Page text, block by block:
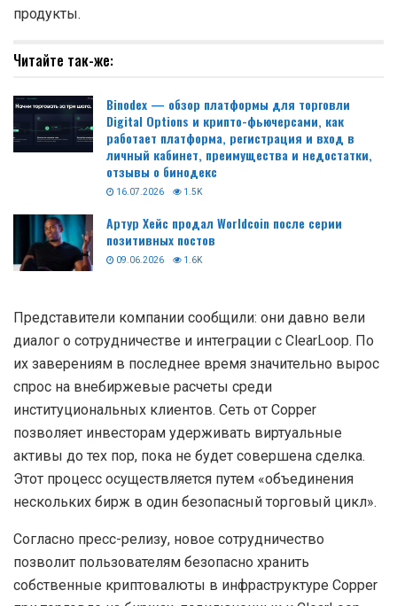
продукты.
Читайте так-же:
Binodex — обзор платформы для торговли
Digital Options и крипто-фьючерсами, как
работает платформа, регистрация и вход в
личный кабинет, преимущества и недостатки,
отзывы о бинодекс
16.07.2026 1.5K
Артур Хейс продал Worldcoin после серии
позитивных постов
09.06.2026 1.6K
Представители компании сообщили: они давно вели
диалог о сотрудничестве и интеграции с ClearLoop. По
их заверениям в последнее время значительно вырос
спрос на внебиржевые расчеты среди
институциональных клиентов. Сеть от Copper
позволяет инвесторам удерживать виртуальные
активы до тех пор, пока не будет совершена сделка.
Этот процесс осуществляется путем «объединения
нескольких бирж в один безопасный торговый цикл».
Согласно пресс-релизу, новое сотрудничество
позволит пользователям безопасно хранить
собственные криптовалюты в инфраструктуре Copper